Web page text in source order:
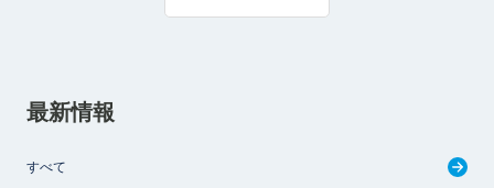
最新情報
すべて